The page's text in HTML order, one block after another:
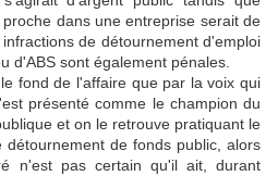
dans une entreprise serait de
de détournement d'emploi
d'ABS sont également pénales.
fond de l'affaire que par la voix qui
présenté comme le champion du
et on le retrouve pratiquant le
détournement de fonds public, alors
n'est pas certain qu'il ait, durant